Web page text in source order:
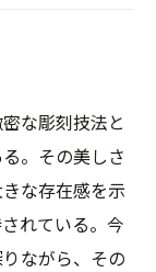
な彫刻技法と
。その美しさ
な存在感を示
れている。今
ながら、その